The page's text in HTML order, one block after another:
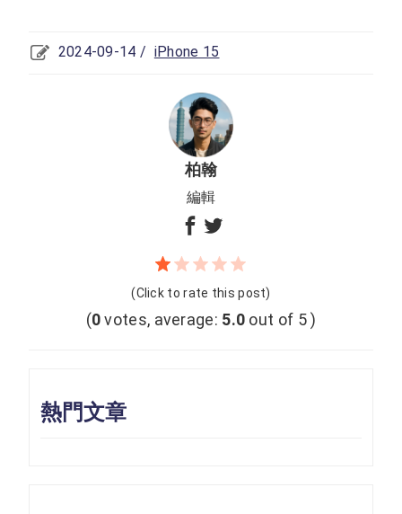
2024-09-14 / iPhone 15
柏翰
編輯
(Click to rate this post)
(0votes, average: 5.0 out of 5 )
熱門文章